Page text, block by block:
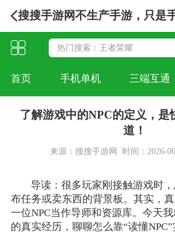
搜搜手游网不生产手游，只是
首页 手机单机 三端互通
了解游戏中的NPC的定义，是
道！
来源：搜搜手游网 时间：2026-
导读：很多玩家刚接触游戏时
布任务或卖东西的背景板。其实，
一位NPC当作导师和资源库。今天
的真实经历，聊聊怎么靠“读懂NPC”